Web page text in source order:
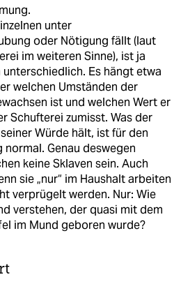
unter
oder Nötigung fällt (laut
im weiteren Sinne), ist ja
Es hängt etwa
welchen Umständen der
ist und welchen Wert er
Schufterei zumisst. Was der
Würde hält, ist für den
Genau deswegen
keine Sklaven sein. Auch
sie „nur“ im Haushalt arbeiten
verprügelt werden. Nur: Wie
verstehen, der quasi mit dem
im Mund geboren wurde?